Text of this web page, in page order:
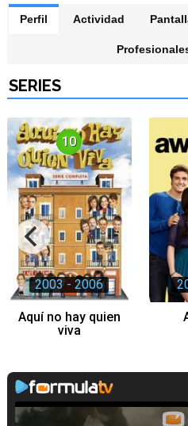
Perfil Actividad
SERIES
2003 - 2006
10
Aquí no hay quien
viva